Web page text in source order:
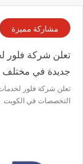
مشاركة مميزة
تعلن شركة فلور
جديدة في
تعلن شركة فلور
التخصصات في الكويت